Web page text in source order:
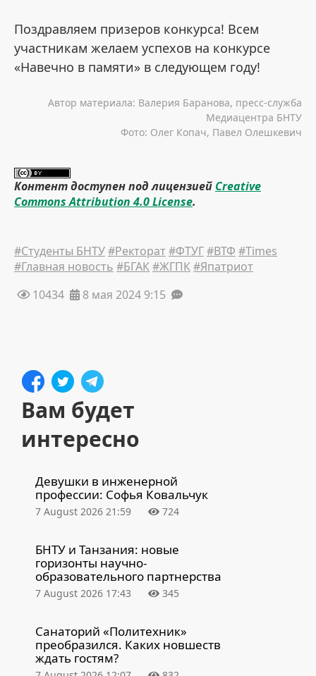
Поздравляем призеров конкурса! Всем
участникам желаем успехов на конкурсе
«Навечно в памяти» в следующем году!
Автор материала: Валерия Баранова, пресс-служба
Медиацентра БНТУ
Фото: Олег Копач, Павел Олешкевич
Контент доступен под лицензией Creative
Commons Attribution 4.0 License.
#Студенты БНТУ#Ректорат#ФТУГ#ВТФ #Times
#Главная новость #БГАК#ЖГПК#Япатриот
10434
8 мая 2024 9:15
Вам будет
интересно
Девушки в инженерной
профессии: Софья Ковальчук
7 August 2026 21:59 724
БНТУ и Танзания: новые
горизонты научно-
образовательного партнерства
7 August 2026 17:43 345
Санаторий «Политехник»
преобразился. Каких новшеств
ждать гостям?